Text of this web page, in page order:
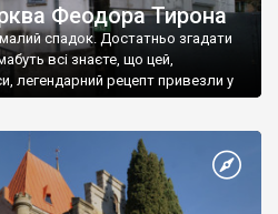
Феодора Тирона
спадок. Достатньо згадати
всі знаєте, що цей,
легендарний рецепт привезли у